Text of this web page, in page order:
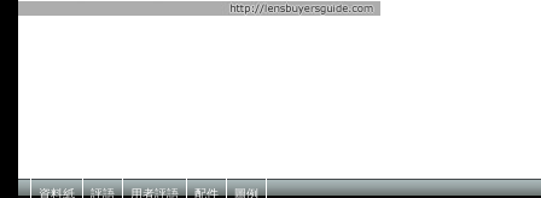
資料紙 評語 用者評語 配件 圖例